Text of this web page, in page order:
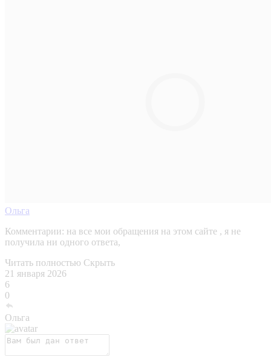
Ольга
Комментарии: на все мои обращения на этом сайте , я не
получила ни одного ответа,
Читать полностью Скрыть
21 января 2026
6
0
Ольга